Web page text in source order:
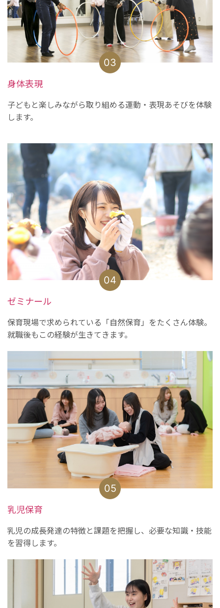
03
身体表現
子どもと楽しみながら取り組める運動・表現あそびを体験
します。
04
ゼミナール
保育現場で求められている「自然保育」をたくさん体験。
就職後もこの経験が生きてきます。
05
乳児保育
乳児の成長発達の特徴と課題を把握し、必要な知識・技能
を習得します。